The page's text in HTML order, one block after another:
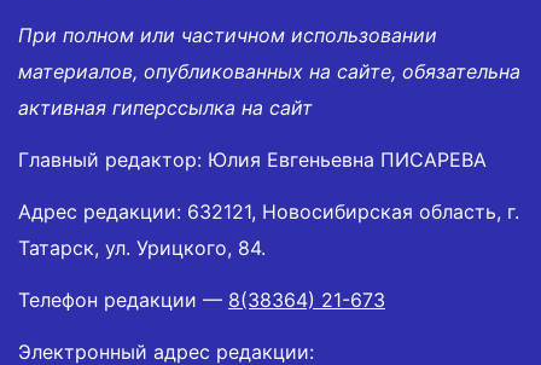
При полном или частичном использовании
материалов, опубликованных на сайте, обязательна
активная гиперссылка на сайт
Главный редактор: Юлия Евгеньевна ПИСАРЕВА
Адрес редакции: 632121, Новосибирская область, г.
Татарск, ул. Урицкого, 84.
Телефон редакции — 8(38364) 21-673
Электронный адрес редакции: